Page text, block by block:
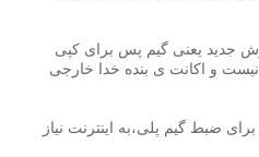
جدید یعنی گیم پس برای کپی
نیست و اکانت ی بنده خدا خارجی
ضبط گیم پلی،به اینترنت نیاز